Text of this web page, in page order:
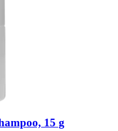
15 g